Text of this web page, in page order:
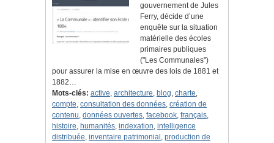
gouvernement de Jules
Ferry, décide d’une
enquête sur la situation
matérielle des écoles
primaires publiques
("Les Communales")
pour assurer la mise en œuvre des lois de 1881 et
1882…
Mots-clés: active, architecture, blog, charte,
compte, consultation des données, création de
contenu, données ouvertes, facebook, français,
histoire, humanités, indexation, intelligence
distribuée, inventaire patrimonial , production de